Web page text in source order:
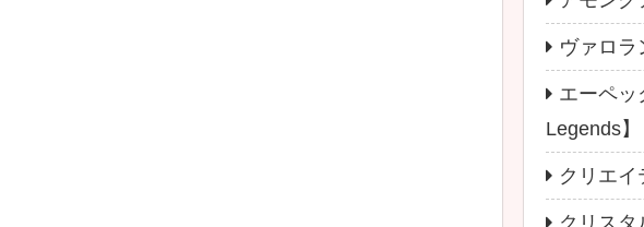
ヴァロラ
エーペッ
Legends】
クリエイ